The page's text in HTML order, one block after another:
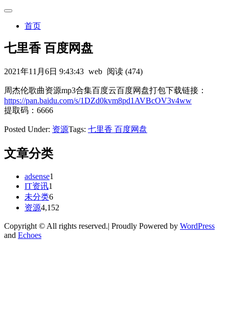
首页
七里香 百度网盘
2021年11月6日 9:43:43 web 阅读 (474)
周杰伦歌曲资源mp3合集百度云百度网盘打包下载链接：
https://pan.baidu.com/s/1DZd0kvm8pd1AVBcOV3v4ww
提取码：6666
Posted Under: 资源Tags: 七里香 百度网盘
文章分类
adsense1
IT资讯1
未分类6
资源4,152
Copyright © All rights reserved.| Proudly Powered by WordPress
and Echoes